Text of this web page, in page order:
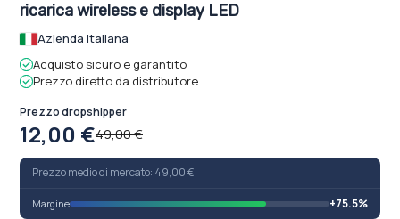
ricarica wireless e display LED
Azienda italiana
Acquisto sicuro e garantito
Prezzo diretto da distributore
Prezzo dropshipper
12,00 €49,00 €
Prezzo medio di mercato: 49,00 €
Margine +75.5%